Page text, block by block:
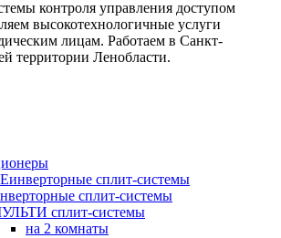
контроля управления доступом
высокотехнологичные услуги
лицам. Работаем в Санкт-
территории Ленобласти.
сплит-системы
сплит-системы
сплит-системы
на 2 комнаты